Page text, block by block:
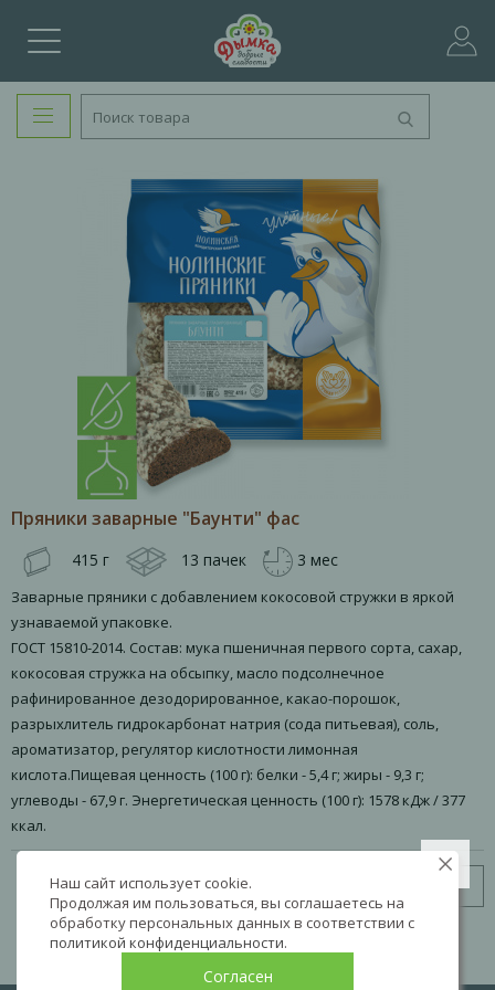
Пряники заварные "Баунти" фас
415 г 13 пачек 3 мес
Заварные пряники с добавлением кокосовой стружки в яркой
узнаваемой упаковке.
ГОСТ 15810-2014. Состав: мука пшеничная первого сорта, сахар,
кокосовая стружка на обсыпку, масло подсолнечное
рафинированное дезодорированное, какао-порошок,
разрыхлитель гидрокарбонат натрия (сода питьевая), соль,
ароматизатор, регулятор кислотности лимонная
кислота.Пищевая ценность (100 г): белки - 5,4 г; жиры - 9,3 г;
углеводы - 67,9 г. Энергетическая ценность (100 г): 1578 кДж / 377
ккал.
Узнать цену
Наш сайт использует cookie.
Продолжая им пользоваться, вы соглашаетесь на
обработку персональных данных в соответствии с
политикой конфиденциальности.
Согласен